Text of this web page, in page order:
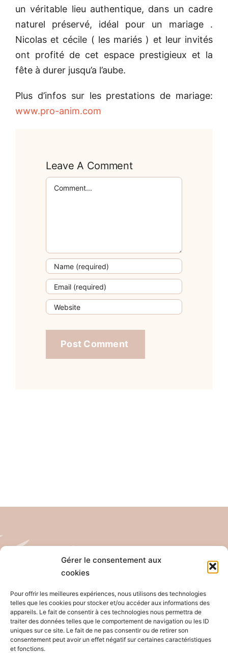
Gérer le consentement aux
cookies
Pour offrir les meilleures expériences, nous utilisons des technologies
telles que les cookies pour stocker et/ou accéder aux informations des
appareils. Le fait de consentir à ces technologies nous permettra de
traiter des données telles que le comportement de navigation ou les ID
uniques sur ce site. Le fait de ne pas consentir ou de retirer son
consentement peut avoir un effet négatif sur certaines caractéristiques
et fonctions.
un véritable lieu authentique, dans un cadre
naturel préservé, idéal pour un mariage .
Nicolas et cécile ( les mariés ) et leur invités
ont profité de cet espace prestigieux et la
fête à durer jusqu’a l’aube.
Plus d’infos sur les prestations de mariage:
www.pro-anim.com
Leave A Comment
Comment
Tél: 04 26 65 32 19
Email: contact@pro-anim.com
73 Grande rue de Saint Clair
69300 Caluire